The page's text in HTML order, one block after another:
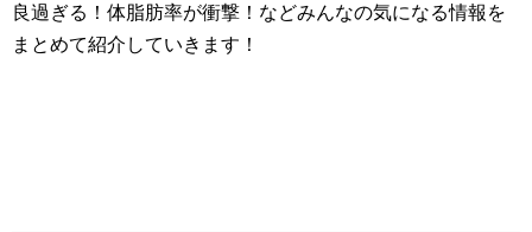
良過ぎる！体脂肪率が衝撃！などみんなの気になる情報を
まとめて紹介していきます！